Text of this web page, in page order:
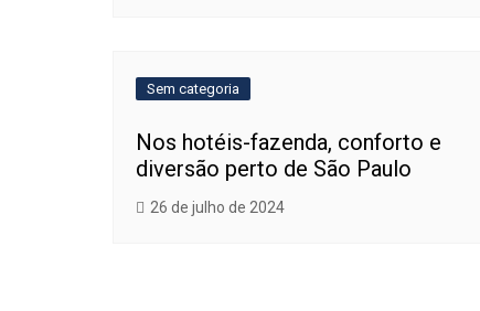
Sem categoria
Nos hotéis-fazenda, conforto e
diversão perto de São Paulo
26 de julho de 2024